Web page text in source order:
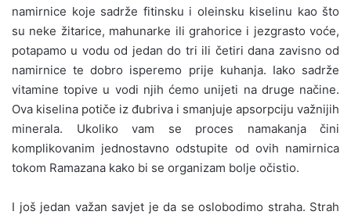
namirnice koje sadrže fitinsku i oleinsku kiselinu kao što
su neke žitarice, mahunarke ili grahorice i jezgrasto voće,
potapamo u vodu od jedan do tri ili četiri dana zavisno od
namirnice te dobro isperemo prije kuhanja. Iako sadrže
vitamine topive u vodi njih ćemo unijeti na druge načine.
Ova kiselina potiče iz đubriva i smanjuje apsorpciju važnijih
minerala. Ukoliko vam se proces namakanja čini
komplikovanim jednostavno odstupite od ovih namirnica
tokom Ramazana kako bi se organizam bolje očistio.
I još jedan važan savjet je da se oslobodimo straha. Strah